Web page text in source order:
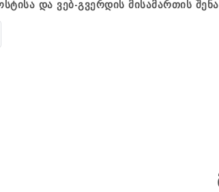
და ვებ-გვერდის მისამართის